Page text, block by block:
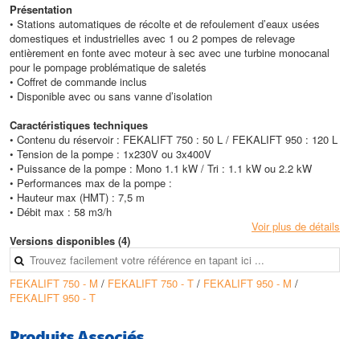
Présentation
• Stations automatiques de récolte et de refoulement d’eaux usées
domestiques et industrielles avec 1 ou 2 pompes de relevage
entièrement en fonte avec moteur à sec avec une turbine monocanal
pour le pompage problématique de saletés
• Coffret de commande inclus
• Disponible avec ou sans vanne d’isolation
Caractéristiques techniques
• Contenu du réservoir : FEKALIFT 750 : 50 L / FEKALIFT 950 : 120 L
• Tension de la pompe : 1x230V ou 3x400V
• Puissance de la pompe : Mono 1.1 kW / Tri : 1.1 kW ou 2.2 kW
• Performances max de la pompe :
• Hauteur max (HMT) : 7,5 m
• Débit max : 58 m3/h
Voir plus de détails
Versions disponibles (4)
FEKALIFT 750 - M / FEKALIFT 750 - T / FEKALIFT 950 - M /
FEKALIFT 950 - T